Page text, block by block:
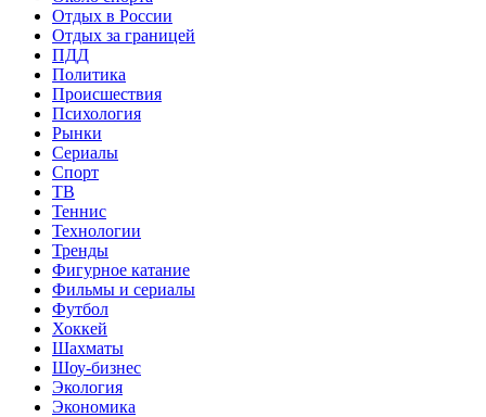
Отдых в России
Отдых за границей
ПДД
Политика
Происшествия
Психология
Рынки
Сериалы
Спорт
ТВ
Теннис
Технологии
Тренды
Фигурное катание
Фильмы и сериалы
Футбол
Хоккей
Шахматы
Шоу-бизнес
Экология
Экономика